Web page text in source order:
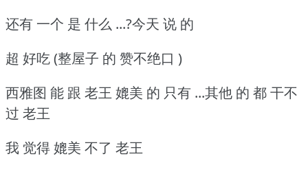
还有 一个 是 什么 ...?今天 说 的
超 好吃 (整屋子 的 赞不绝口 )
西雅图 能 跟 老王 媲美 的 只有 ...其他 的 都 干不
过 老王
我 觉得 媲美 不了 老王